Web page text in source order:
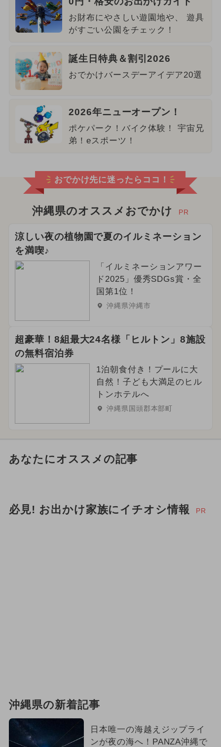
お財布にやさしい遊園地や、 遊具
がすごい公園をチェック！
誕生日特典＆割引2026
おでかけバースデーアイデア20選
2026年ニューオープン！
ポケパーク！バイク体験！ 宇宙兄
弟！eスポーツ！
おでかけ先に迷ったらココ！
沖縄県のオススメおでかけ PR
涼しい夜の植物園で夏のイルミネーション
を満喫♪
「イルミネーションアワー
ド2025」優秀SDGs賞・全
国第1位！
沖縄県沖縄市
超豪華！8組最大24名様「ヒルトン」8施設
の無料宿泊券
1泊朝食付き！プールに大
自然！子ども大満足のヒル
トンホテルへ
沖縄県国頭郡本部町
あなたにオススメの記事
必見! お出かけ家族にイチオシ情報 PR
沖縄県の新着記事
日本唯一の海越えジップライ
ンが夜の海へ！PANZA沖縄で